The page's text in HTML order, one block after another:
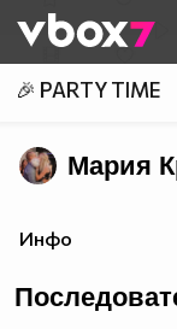
👾
🎉 PARTY TIME
Мария
Инфо